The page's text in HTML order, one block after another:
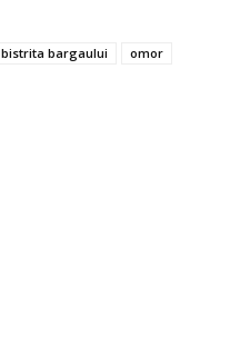
bistrita bargaului omor